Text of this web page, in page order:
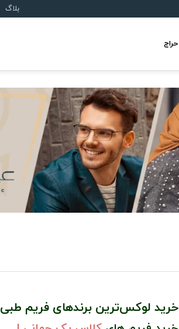
بلاگ
حراج
خرید لوکس‌ترین برندهای فریم طبی